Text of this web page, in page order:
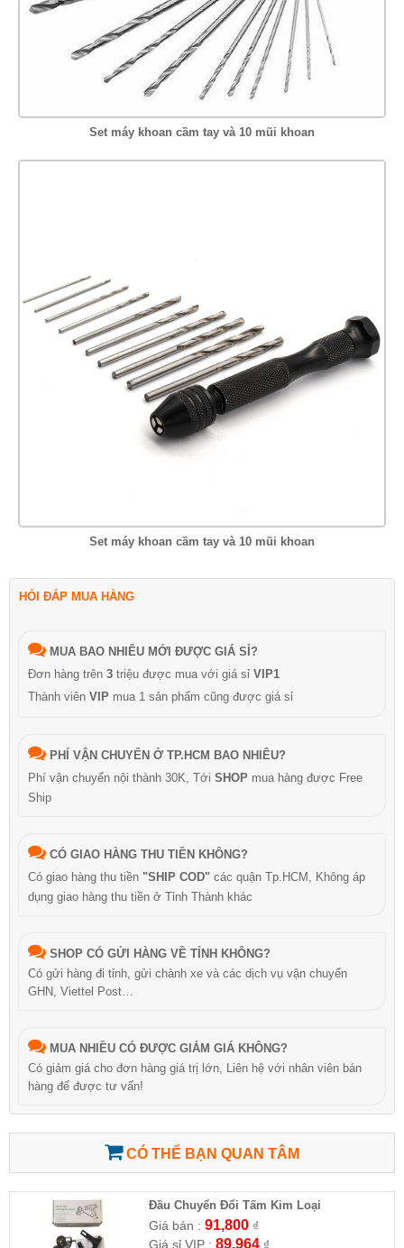
Set máy khoan cầm tay và 10 mũi khoan
Set máy khoan cầm tay và 10 mũi khoan
HỎI ĐÁP MUA HÀNG
MUA BAO NHIÊU MỚI ĐƯỢC GIÁ SỈ?
Đơn hàng trên 3 triệu được mua với giá sỉ VIP1
Thành viên VIP mua 1 sản phẩm cũng được giá sỉ
PHÍ VẬN CHUYỂN Ở TP.HCM BAO NHIÊU?
Phí vận chuyển nội thành 30K, Tới SHOP mua hàng được Free
Ship
CÓ GIAO HÀNG THU TIỀN KHÔNG?
Có giao hàng thu tiền "SHIP COD" các quận Tp.HCM, Không áp
dụng giao hàng thu tiền ở Tỉnh Thành khác
SHOP CÓ GỬI HÀNG VỀ TỈNH KHÔNG?
Có gửi hàng đi tỉnh, gửi chành xe và các dịch vụ vận chuyển
GHN, Viettel Post…
MUA NHIỀU CÓ ĐƯỢC GIẢM GIÁ KHÔNG?
Có giảm giá cho đơn hàng giá trị lớn, Liên hệ với nhân viên bán
hàng để được tư vấn!
CÓ THỂ BẠN QUAN TÂM
Đầu Chuyển Đổi Tấm Kim Loại
Giá bán : 91,800₫
Giá sỉ VIP : 89,964₫